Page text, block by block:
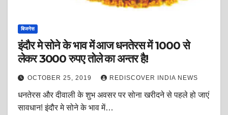
बिजनेस
इंदौर मे सोने के भाव में आज धनतेरस में 1000 से
लेकर 3000 रुपए तोले का अन्तर है!
OCTOBER 25, 2019 REDISCOVER INDIA NEWS
धनतेरस और दीवाली के शुभ अवसर पर सोना खरीदने से पहले हो जाएं
सावधान! इंदौर मे सोने के भाव में…